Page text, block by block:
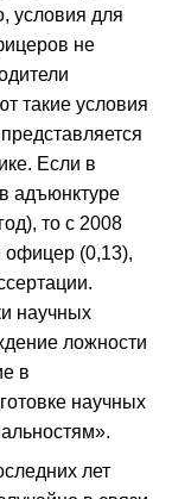
условия для
не
такие условия
Если в
адъюнктуре
то с 2008
офицер (0,13),
научных
ложности
в
научных
лет